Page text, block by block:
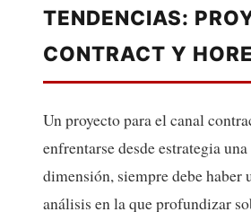
TENDENCIAS:
CONTRACT Y
Un proyecto para el canal
enfrentarse desde estrategia
dimensión, siempre debe haber
análisis en la que profundizar